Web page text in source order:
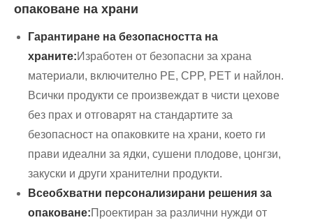
опаковане на храни
Гарантиране на безопасността на
храните:Изработен от безопасни за храна
материали, включително PE, CPP, PET и найлон.
Всички продукти се произвеждат в чисти цехове
без прах и отговарят на стандартите за
безопасност на опаковките на храни, което ги
прави идеални за ядки, сушени плодове, цонгзи,
закуски и други хранителни продукти.
Всеобхватни персонализирани решения за
опаковане: Проектиран за различни нужди от